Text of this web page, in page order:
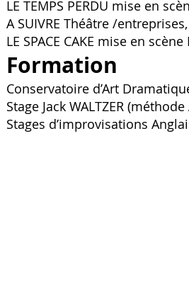
LE TEMPS PERDU mise en
A SUIVRE Théâtre /
LE SPACE CAKE mise en
Formation
Conservatoire d’Art
Stage Jack WALTZER
Stages d’improvisations